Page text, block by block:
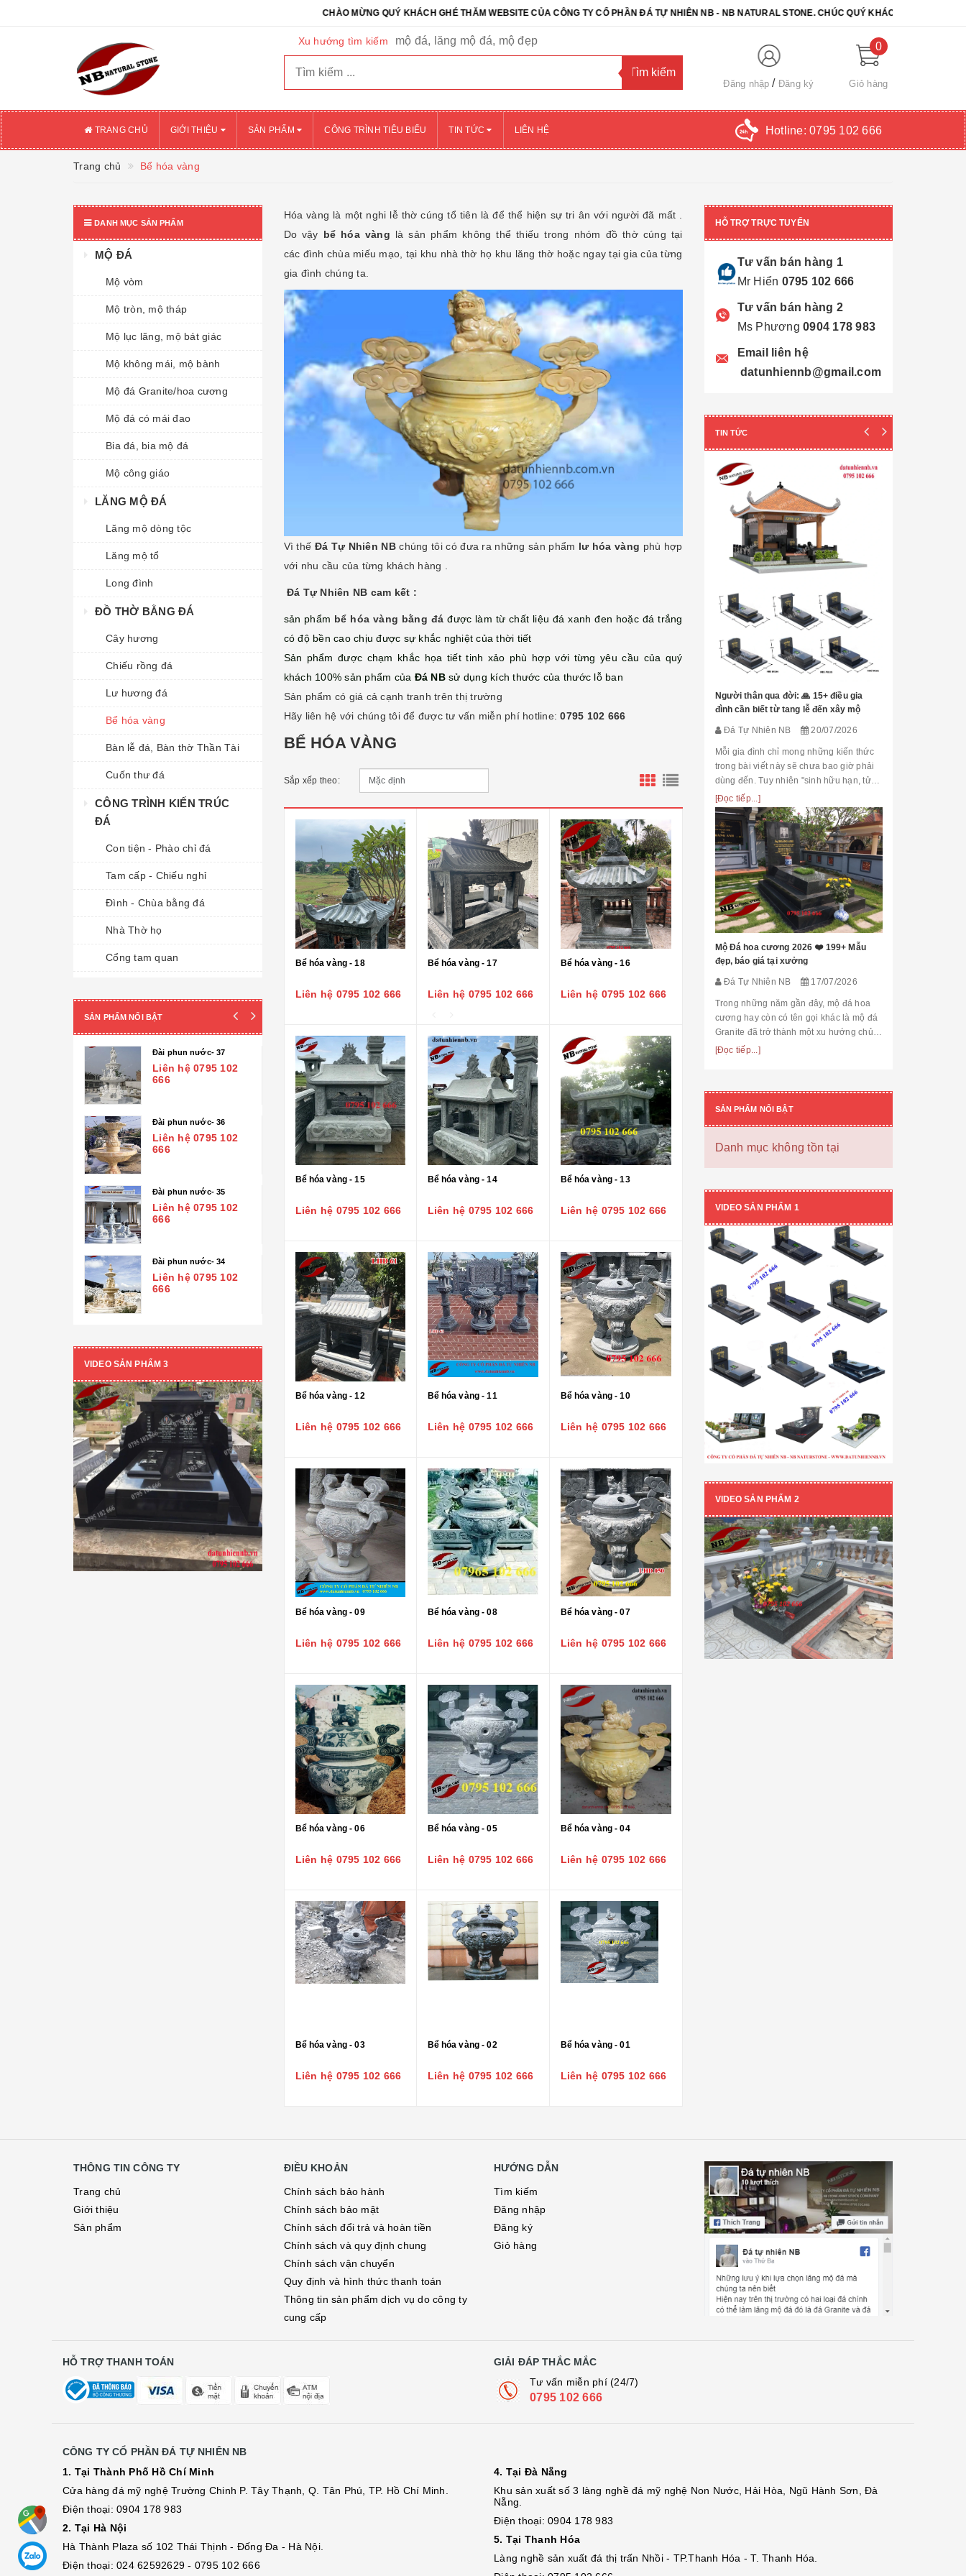
CHÀO MỪNG QUÝ KHÁCH GHÉ THĂM WEBSITE CỦA CÔNG TY CỔ PHẦN ĐÁ TỰ NHIÊN NB - NB NATURAL STONE. CHÚC QUÝ KHÁCH CHỌN ĐƯỢC SẢN PHẨM
Xu hướng tìm kiếm mộ đá, lăng mộ đá, mộ đẹp
Đăng nhập Đăng ký
0
Giỏ hàng
TRANG CHỦ GIỚI THIỆU SẢN PHẨM CÔNG TRÌNH TIÊU BIỂU TIN TỨC LIÊN HỆ Hotline: 0795 102 666
Trang chủ Bể hóa vàng
DANH MỤC SẢN PHẨM
MỘ ĐÁ
Mộ vòm
Mộ tròn, mộ tháp
Mộ lục lăng, mộ bát giác
Mộ không mái, mộ bành
Mộ đá Granite/hoa cương
Mộ đá có mái đao
Bia đá, bia mộ đá
Mộ công giáo
LĂNG MỘ ĐÁ
Lăng mộ dòng tộc
Lăng mộ tổ
Long đình
ĐỒ THỜ BẰNG ĐÁ
Cây hương
Chiếu rồng đá
Lư hương đá
Bể hóa vàng
Bàn lễ đá, Bàn thờ Thần Tài
Cuốn thư đá
CÔNG TRÌNH KIẾN TRÚC
ĐÁ
Con tiện - Phào chỉ đá
Tam cấp - Chiếu nghỉ
Đình - Chùa bằng đá
Nhà Thờ họ
Cổng tam quan
Đài phun nước
TƯỢNG ĐÁ
Tượng Phúc- Lộc- Thọ
Tượng 18 vị la hán
Tượng Phật Địa Tạng
Tượng Phật Di Lặc
Tượng Quan Âm
Tượng Phật Thích Ca
Tượng Công giáo
Tượng Nghệ thuật
Tượng Phật A Di Đà
Chó đá
Nghê đá
Kỳ lân đá
Đại bàng đá
Ngựa đá
Rồng đá- Cá chép hóa rồng
Tỳ hưu đá
Voi đá
SẢN PHẨM NỔI BẬT
Đài phun nước- 37
Liên hệ 0795 102
666
Đài phun nước- 36
Liên hệ 0795 102
666
Đài phun nước- 35
Liên hệ 0795 102
666
Đài phun nước- 34
Liên hệ 0795 102
666
VIDEO SẢN PHẨM 3
Hóa vàng là một nghi lễ thờ cúng tổ tiên là để thể hiện sự tri ân với người đã mất .
Do vậy bể hóa vàng là sản phẩm không thể thiếu trong nhóm đồ thờ cúng tại
các đình chùa miếu mạo, tại khu nhà thờ họ khu lăng thờ hoặc ngay tại gia của từng
gia đình chúng ta.
Vì thế Đá Tự Nhiên NBchúng tôi có đưa ra những sản phẩm lư hóa vàng phù hợp
với nhu cầu của từng khách hàng .
Đá Tự Nhiên NB cam kết :
sản phẩm bể hóa vàng bằng đá được làm từ chất liệu đá xanh đen hoặc đá trắng
có độ bền cao chịu được sự khắc nghiệt của thời tiết
Sản phẩm được chạm khắc họa tiết tinh xảo phù hợp với từng yêu cầu của quý
khách 100% sản phẩm của Đá NBsử dụng kích thước của thước lỗ ban
Sản phẩm có giá cả cạnh tranh trên thị trường
Hãy liên hệ với chúng tôi để được tư vấn miễn phí hotline: 0795 102 666
BỂ HÓA VÀNG
Sắp xếp theo:
Bể hóa vàng - 18
Liên hệ 0795 102 666
Bể hóa vàng - 17
Liên hệ 0795 102 666
Bể hóa vàng - 16
Liên hệ 0795 102 666
Bể hóa vàng - 15
Liên hệ 0795 102 666
Bể hóa vàng - 14
Liên hệ 0795 102 666
Bể hóa vàng - 13
Liên hệ 0795 102 666
Bể hóa vàng - 12
Liên hệ 0795 102 666
Bể hóa vàng - 11
Liên hệ 0795 102 666
Bể hóa vàng - 10
Liên hệ 0795 102 666
Bể hóa vàng - 09
Liên hệ 0795 102 666
Bể hóa vàng - 08
Liên hệ 0795 102 666
Bể hóa vàng - 07
Liên hệ 0795 102 666
Bể hóa vàng - 06
Liên hệ 0795 102 666
Bể hóa vàng - 05
Liên hệ 0795 102 666
Bể hóa vàng - 04
Liên hệ 0795 102 666
Bể hóa vàng - 03
Liên hệ 0795 102 666
Bể hóa vàng - 02
Liên hệ 0795 102 666
Bể hóa vàng - 01
Liên hệ 0795 102 666
HỖ TRỢ TRỰC TUYẾN
Tư vấn bán hàng 1
Mr Hiển 0795 102 666
Tư vấn bán hàng 2
Ms Phương 0904 178 983
Email liên hệ
datunhiennb@gmail.com
TIN TỨC
Người thân qua đời: 🙏 15+ điều gia
đình cần biết từ tang lễ đến xây mộ
Đá Tự Nhiên NB 20/07/2026
Mỗi gia đình chỉ mong những kiến thức
trong bài viết này sẽ chưa bao giờ phải
dùng đến. Tuy nhiên "sinh hữu hạn, tử
bất kỳ" việc chuẩn bị đầy đủ kiến thức về
các thủ tục, nghi lễ và xây dựng mộ
phầ...
[Đọc tiếp...]
Mộ Đá hoa cương 2026 ❤️ 199+ Mẫu
đẹp, báo giá tại xưởng
Đá Tự Nhiên NB 17/07/2026
Trong những năm gần đây, mộ đá hoa
cương hay còn có tên gọi khác là mộ đá
Granite đã trở thành một xu hướng chủ
đạo trong thiết kế thi công mộ đá tự
[Đọc tiếp...]
SẢN PHẨM NỔI BẬT
Danh mục không tồn tại
VIDEO SẢN PHẨM 1
VIDEO SẢN PHẨM 2
THÔNG TIN CÔNG TY
Trang chủ
Giới thiệu
Sản phẩm
ĐIỀU KHOẢN
Chính sách bảo hành
Chính sách bảo mật
Chính sách đổi trả và hoàn tiền
Chính sách và quy định chung
Chính sách vận chuyển
Quy định và hình thức thanh toán
Thông tin sản phẩm dịch vụ do công ty
cung cấp
HƯỚNG DẪN
Tìm kiếm
Đăng nhập
Đăng ký
Giỏ hàng
HỖ TRỢ THANH TOÁN
GIẢI ĐÁP THẮC MẮC
Tư vấn miễn phí (24/7)
0795 102 666
CÔNG TY CỔ PHẦN ĐÁ TỰ NHIÊN NB
1. Tại Thành Phố Hồ Chí Minh
Cửa hàng đá mỹ nghệ Trường Chinh P. Tây Thạnh, Q. Tân Phú, TP. Hồ Chí Minh.
Điện thoại: 0904 178 983
2. Tại Hà Nội
Hà Thành Plaza số 102 Thái Thịnh - Đống Đa - Hà Nội.
Điện thoại: 024 62592629 - 0795 102 666
4. Tại Đà Nẵng
Khu sản xuất số 3 làng nghề đá mỹ nghệ Non Nước, Hải Hòa, Ngũ Hành Sơn, Đà
Nẵng.
Điện thoại: 0904 178 983
5. Tại Thanh Hóa
Làng nghề sản xuất đá thị trấn Nhồi - TP.Thanh Hóa - T. Thanh Hóa.